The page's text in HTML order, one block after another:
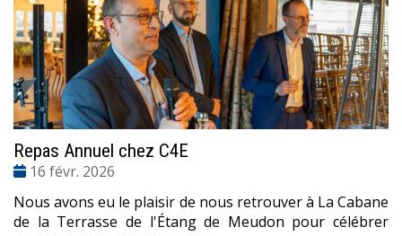
Repas Annuel chez C4E
Date
16 févr. 2026
Nous avons eu le plaisir de nous retrouver à La Cabane
de la Terrasse de l'Étang de Meudon pour célébrer